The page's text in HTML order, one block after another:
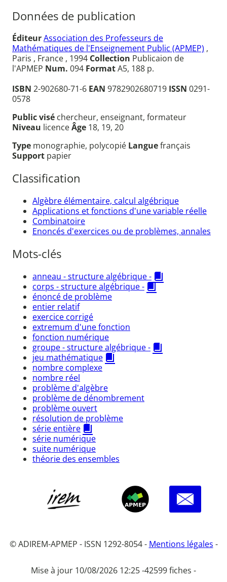
Données de publication
ÉditeurAssociation des Professeurs de
Mathématiques de l'Enseignement Public (APMEP) ,
Paris , France , 1994 Collection Publicaion de
l'APMEP Num. 094 FormatA5, 188 p.
ISBN 2-902680-71-6 EAN 9782902680719 ISSN 0291-
0578
Public visé chercheur, enseignant, formateur
Niveau licenceÂge 18, 19, 20
Type monographie, polycopié Languefrançais
Support papier
Classification
Algèbre élémentaire, calcul algébrique
Applications et fonctions d'une variable réelle
Combinatoire
Enoncés d'exercices ou de problèmes, annales
Mots-clés
anneau - structure algébrique -
corps - structure algébrique -
énoncé de problème
entier relatif
exercice corrigé
extremum d'une fonction
fonction numérique
groupe - structure algébrique -
jeu mathématique
nombre complexe
nombre réel
problème d'algèbre
problème de dénombrement
problème ouvert
résolution de problème
série entière
série numérique
suite numérique
théorie des ensembles
© ADIREM-APMEP - ISSN 1292-8054 - Mentions légales -
Mise à jour 10/08/2026 12:25 -42599 fiches -